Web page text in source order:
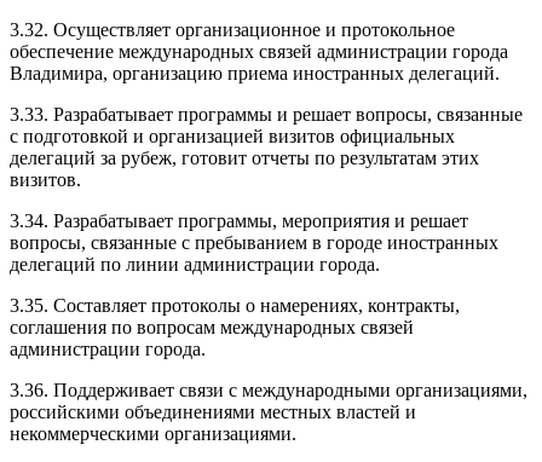
3.32. Осуществляет организационное и протокольное
обеспечение международных связей администрации города
Владимира, организацию приема иностранных делегаций.
3.33. Разрабатывает программы и решает вопросы, связанные
с подготовкой и организацией визитов официальных
делегаций за рубеж, готовит отчеты по результатам этих
визитов.
3.34. Разрабатывает программы, мероприятия и решает
вопросы, связанные с пребыванием в городе иностранных
делегаций по линии администрации города.
3.35. Составляет протоколы о намерениях, контракты,
соглашения по вопросам международных связей
администрации города.
3.36. Поддерживает связи с международными организациями,
российскими объединениями местных властей и
некоммерческими организациями.